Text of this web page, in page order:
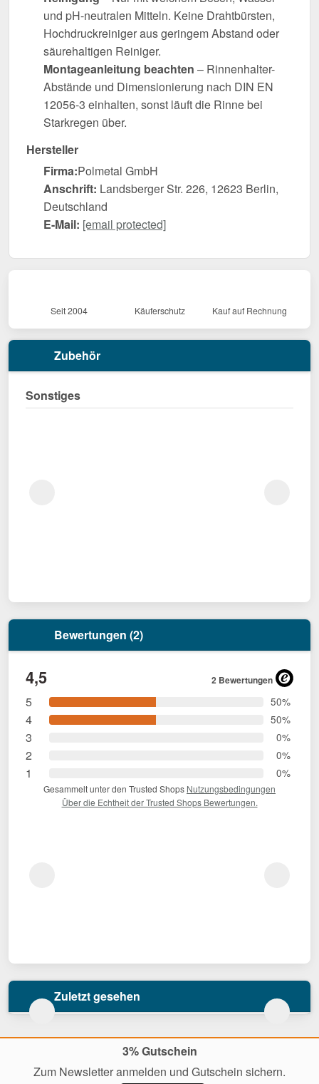
und pH-neutralen Mitteln. Keine Drahtbürsten,
Hochdruckreiniger aus geringem Abstand oder
säurehaltigen Reiniger.
Montageanleitung beachten – Rinnenhalter-
Abstände und Dimensionierung nach DIN EN
12056-3 einhalten, sonst läuft die Rinne bei
Starkregen über.
Hersteller
Firma:Polmetal GmbH
Anschrift: Landsberger Str. 226, 12623 Berlin,
Deutschland
E-Mail: [email protected]
Seit 2004 Käuferschutz Kauf auf Rechnung
Zubehör
Sonstiges
Bewertungen (2)
4,5 2 Bewertungen
5 50%
4 50%
3 0%
2 0%
1 0%
Gesammelt unter den Trusted Shops Nutzungsbedingungen
Über die Echtheit der Trusted Shops Bewertungen.
Zuletzt gesehen
3% Gutschein
Zum Newsletter anmelden und Gutschein sichern.